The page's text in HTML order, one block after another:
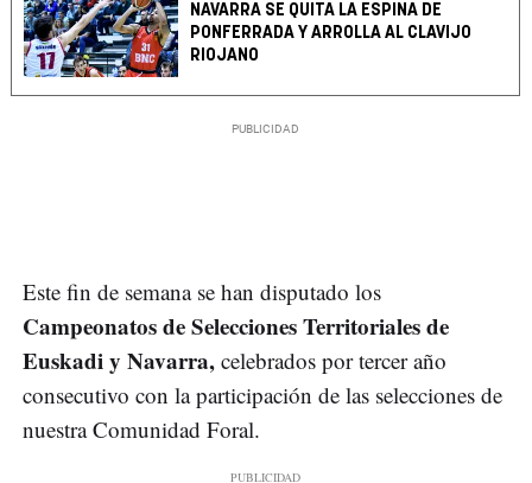
NAVARRA SE QUITA LA ESPINA DE
PONFERRADA Y ARROLLA AL CLAVIJO
RIOJANO
Este fin de semana se han disputado los
Campeonatos de Selecciones Territoriales de
Euskadi y Navarra, celebrados por tercer año
consecutivo con la participación de las selecciones de
nuestra Comunidad Foral.